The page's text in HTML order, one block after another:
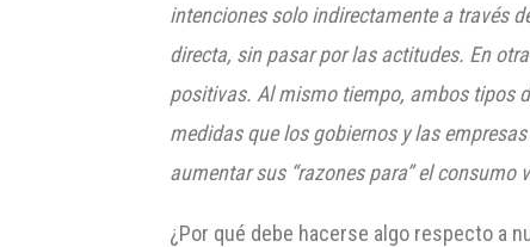
intenciones solo indirectamente a través
directa, sin pasar por las actitudes. En
positivas. Al mismo tiempo, ambos tipos
medidas que los gobiernos y las
aumentar sus “razones para” el consumo
¿Por qué debe hacerse algo respecto a